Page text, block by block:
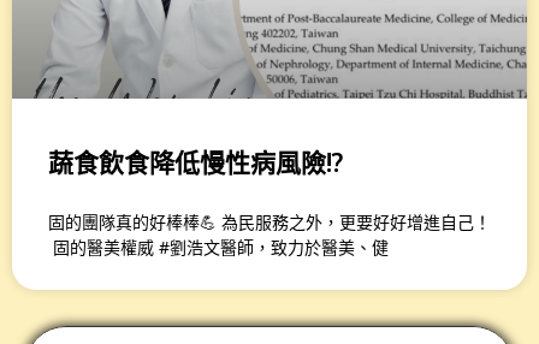
蔬食飲食降低慢性病風險!?
固的團隊真的好棒棒💪 為民服務之外，更要好好增進自己！
固的醫美權威 #劉浩文醫師，致力於醫美、健